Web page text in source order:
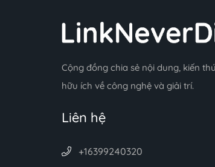
Cộng đồng chia sẻ nội dung, kiến
hữu ích về công nghệ và giải trí.
Liên hệ
+16399240320